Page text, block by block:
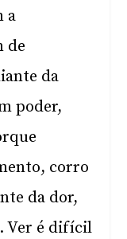
a
de
da
poder,
corro
da dor,
Ver é difícil